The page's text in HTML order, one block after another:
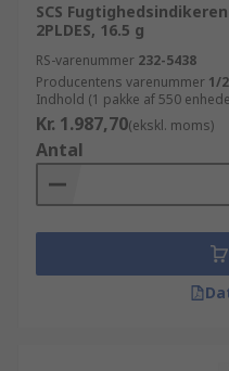
SCS
2PLDES, 16.5 g
RS-varenummer 232-5438
Producentens varenummer 1/
Indhold (1 pakke af 550
Kr. 1.987,70(ekskl. moms)
Antal